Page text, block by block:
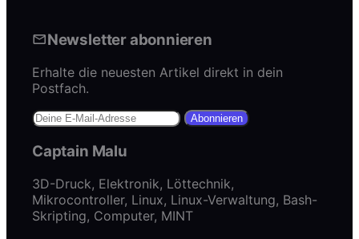
Newsletter abonnieren
Erhalte die neuesten Artikel direkt in dein
Postfach.
Abonnieren
Captain Malu
3D-Druck, Elektronik, Löttechnik,
Mikrocontroller, Linux, Linux-Verwaltung, Bash-
Skripting, Computer, MINT